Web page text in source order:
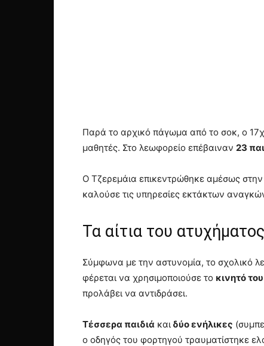
Παρά το αρχικό πάγωμα από το σοκ, ο
μαθητές. Στο λεωφορείο επέβαιναν 23
Ο Τζερεμάια επικεντρώθηκε αμέσως
καλούσε τις υπηρεσίες εκτάκτων
Τα αίτια του ατυχήματος
Σύμφωνα με την αστυνομία, το σχολικό
φέρεται να χρησιμοποιούσε το κινητό
προλάβει να αντιδράσει.
Τέσσερα παιδιά και δύο ενήλικες
ο οδηγός του φορτηγού τραυματίστηκε